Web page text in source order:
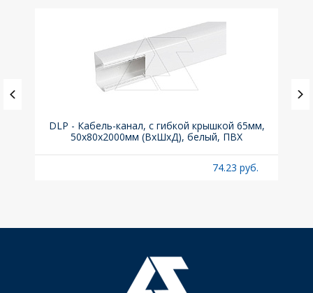
DLP - Кабель-канал, с гибкой крышкой 65мм,
50x80х2000мм (ВхШхД), белый, ПВХ
74.23 руб.